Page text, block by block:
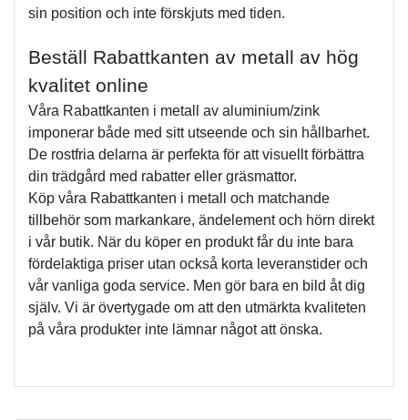
sin position och inte förskjuts med tiden.
Beställ Rabattkanten av metall av hög
kvalitet online
Våra Rabattkanten i metall av aluminium/zink
imponerar både med sitt utseende och sin hållbarhet.
De rostfria delarna är perfekta för att visuellt förbättra
din trädgård med rabatter eller gräsmattor.
Köp våra Rabattkanten i metall och matchande
tillbehör som markankare, ändelement och hörn direkt
i vår butik. När du köper en produkt får du inte bara
fördelaktiga priser utan också korta leveranstider och
vår vanliga goda service. Men gör bara en bild åt dig
själv. Vi är övertygade om att den utmärkta kvaliteten
på våra produkter inte lämnar något att önska.